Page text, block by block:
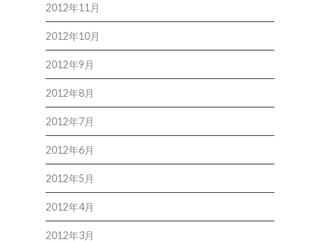
2012年11月
2012年10月
2012年9月
2012年8月
2012年7月
2012年6月
2012年5月
2012年4月
2012年3月